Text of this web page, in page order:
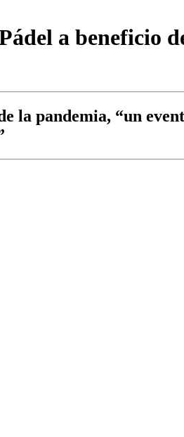
a beneficio
la pandemia, “un